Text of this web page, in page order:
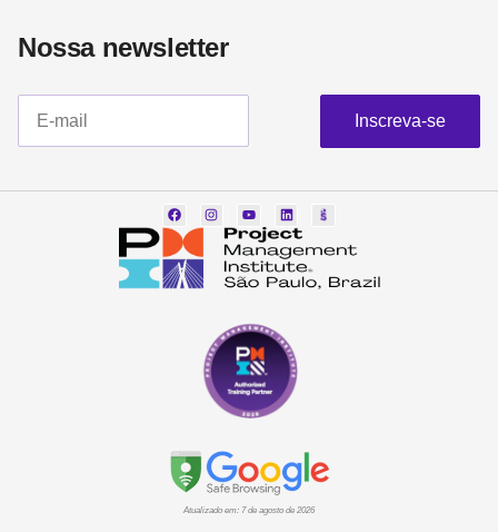
Nossa newsletter​
Inscreva-se
Atualizado em: 7 de agosto de 2026